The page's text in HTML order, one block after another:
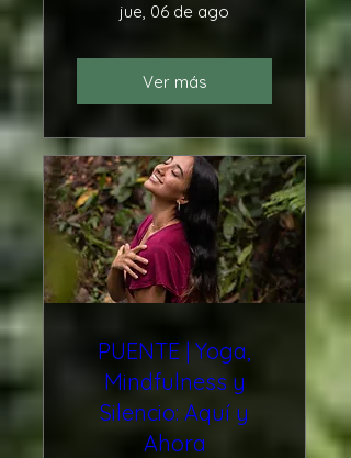
jue, 06 de ago
Ver más
PUENTE | Yoga,
Mindfulness y
Silencio: Aquí y
Ahora